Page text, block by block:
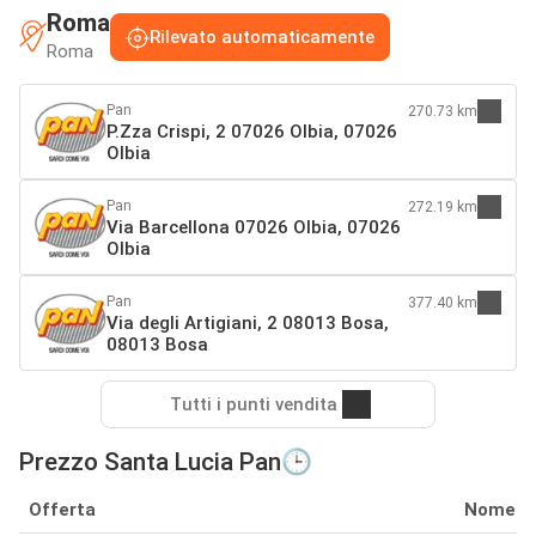
Roma
Roma
Rilevato automaticamente
Pan
P.Zza Crispi, 2 07026 Olbia, 07026
Olbia
270.73 km
Pan
Via Barcellona 07026 Olbia, 07026
Olbia
272.19 km
Pan
Via degli Artigiani, 2 08013 Bosa,
08013 Bosa
377.40 km
Tutti i punti vendita
Prezzo Santa Lucia Pan🕒
Offerta Nome